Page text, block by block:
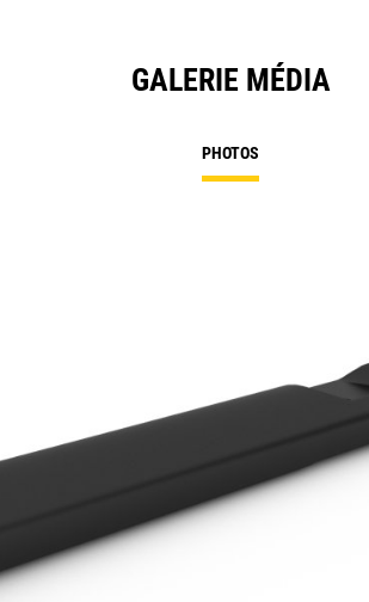
GALERIE MÉDIA
PHOTOS